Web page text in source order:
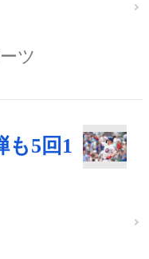
ツ
も5回1